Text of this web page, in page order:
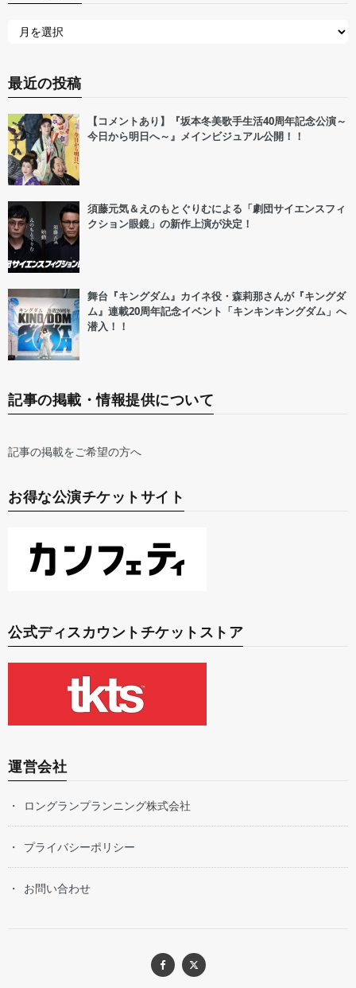
最近の投稿
【コメントあり】『坂本冬美歌手生活40周年記念公演～
今日から明日へ～』メインビジュアル公開！！
須藤元気＆えのもとぐりむによる「劇団サイエンスフィ
クション眼鏡」の新作上演が決定！
舞台『キングダム』カイネ役・森莉那さんが『キングダ
ム』連載20周年記念イベント「キンキンキングダム」へ
潜入！！
記事の掲載・情報提供について
記事の掲載をご希望の方へ
お得な公演チケットサイト
公式ディスカウントチケットストア
運営会社
ロングランプランニング株式会社
プライバシーポリシー
お問い合わせ